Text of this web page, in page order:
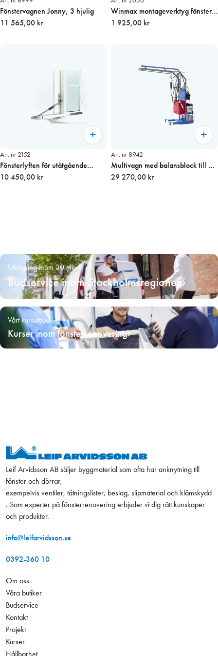
Fönstervagnen Jonny, 3 hjulig
11 565,00 kr
Winmax montageverktyg fönster 4
st/fp
1 925,00 kr
Art. nr 2152
Fönsterlyften för utåtgående
sidohängda fönster
10 450,00 kr
Art. nr 8942
Multivagn med balansblock till 3
maskiner
29 270,00 kr
Utkörning inom 30 min – 4h
Budservice inom Stockholmsregionen
Vårt kursutbud
Kurser inom fönsterrenovering
Leif Arvidsson AB säljer byggmaterial som ofta har anknytning till
fönster och dörrar,
exempelvis ventiler, tätningslister, beslag, slipmaterial och klämskydd
. Som experter på fönsterrenovering erbjuder vi dig rätt kunskaper
och produkter.
info@leifarvidsson.se
0392-360 10
Om oss
Våra butiker
Budservice
Kontakt
Projekt
Kurser
Hållbarhet